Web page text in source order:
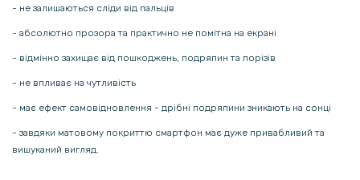
- не залишаються сліди від пальців
- абсолютно прозора та практично не помітна на екрані
- відмінно захищає від пошкоджень, подряпин та порізів
- не впливає на чутливість
- має ефект самовідновлення - дрібні подряпини зникають на сонці
- завдяки матовому покриттю смартфон має дуже привабливий та
вишуканий вигляд.